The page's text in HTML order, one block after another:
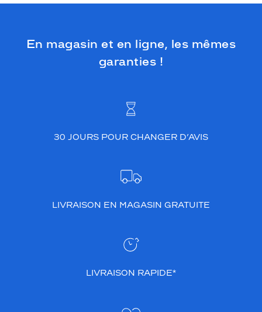
En magasin et en ligne, les mêmes
garanties !
30 JOURS POUR CHANGER D’AVIS
LIVRAISON EN MAGASIN GRATUITE
LIVRAISON RAPIDE*